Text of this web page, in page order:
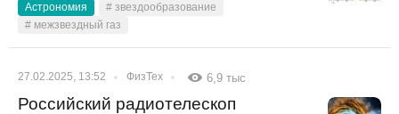
Астрономия
# звездообразование
# межзвездный газ
27.02.2025, 13:52 ФизТех 6,9 тыс
Российский радиотелескоп